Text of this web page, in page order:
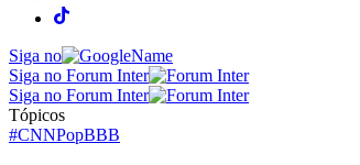
Siga no
Siga no Forum Inter
Siga no Forum Inter
Tópicos
#CNNPopBBB